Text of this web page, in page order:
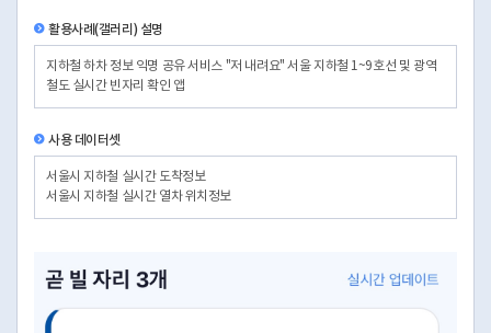
활용사례(갤러리) 설명
지하철 하차 정보 익명 공유 서비스 "저 내려요" 서울 지하철 1~9호선 및 광역
철도 실시간 빈자리 확인 앱
사용 데이터셋
서울시 지하철 실시간 도착정보
서울시 지하철 실시간 열차 위치정보